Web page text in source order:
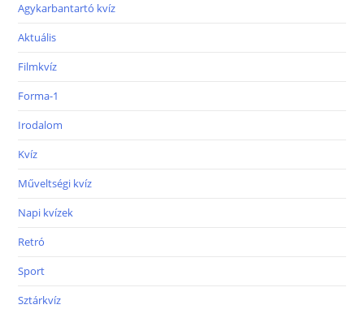
Agykarbantartó kvíz
Aktuális
Filmkvíz
Forma-1
Irodalom
Kvíz
Műveltségi kvíz
Napi kvízek
Retró
Sport
Sztárkvíz